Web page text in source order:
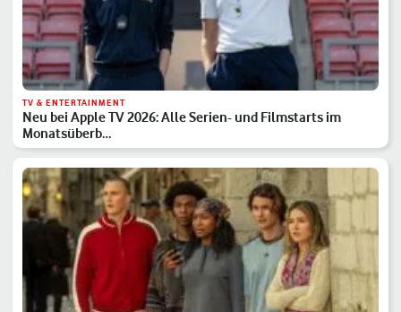
TV & ENTERTAINMENT
Neu bei Apple TV 2026: Alle Serien- und Filmstarts im
Monatsüberb…